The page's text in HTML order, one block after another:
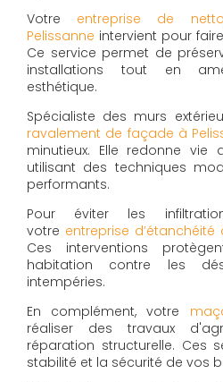
Votre entreprise de
Pelissanne intervient pour
Ce service permet de
installations tout en
esthétique.
Spécialiste des murs
ravalement de façade à
minutieux. Elle redonne vie
utilisant des techniques
performants.
Pour éviter les
votre entreprise
Ces interventions
habitation contre les
intempéries.
En complément, votre
réaliser des travaux
réparation structurelle. Ces
stabilité et la sécurité de vos